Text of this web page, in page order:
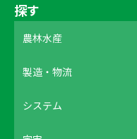
探す
農林水産
製造・物流
システム